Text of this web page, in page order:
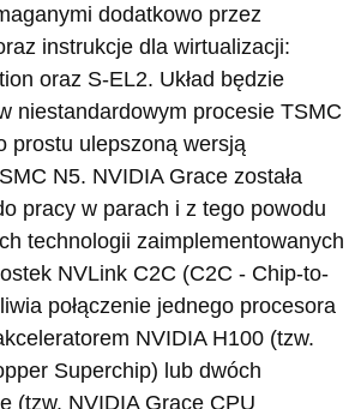
dodatkowo przez
instrukcje dla wirtualizacji:
oraz S-EL2. Układ będzie
niestandardowym procesie TSMC
prostu ulepszoną wersją
N5. NVIDIA Grace została
pracy w parach i z tego powodu
technologii zaimplementowanych
NVLink C2C (C2C - Chip-to-
połączenie jednego procesora
NVIDIA H100 (tzw.
Superchip) lub dwóch
(tzw. NVIDIA Grace CPU